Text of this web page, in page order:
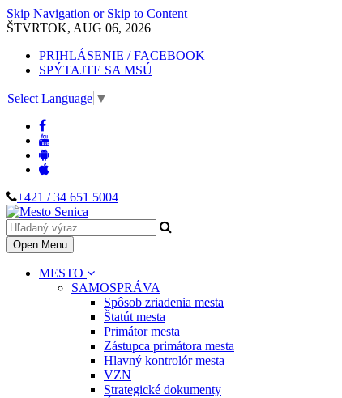
Skip Navigation or Skip to Content
ŠTVRTOK, AUG 06, 2026
PRIHLÁSENIE / FACEBOOK
SPÝTAJTE SA MSÚ
Select Language ▼
+421 / 34 651 5004
Open Menu
MESTO
SAMOSPRÁVA
Spôsob zriadenia mesta
Štatút mesta
Primátor mesta
Zástupca primátora mesta
Hlavný kontrolór mesta
VZN
Strategické dokumenty